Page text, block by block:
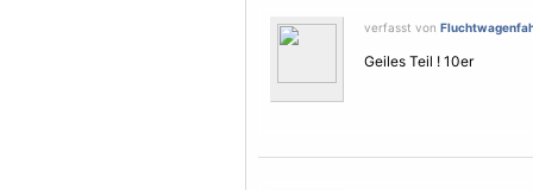
verfasst von
Geiles Teil ! 10er